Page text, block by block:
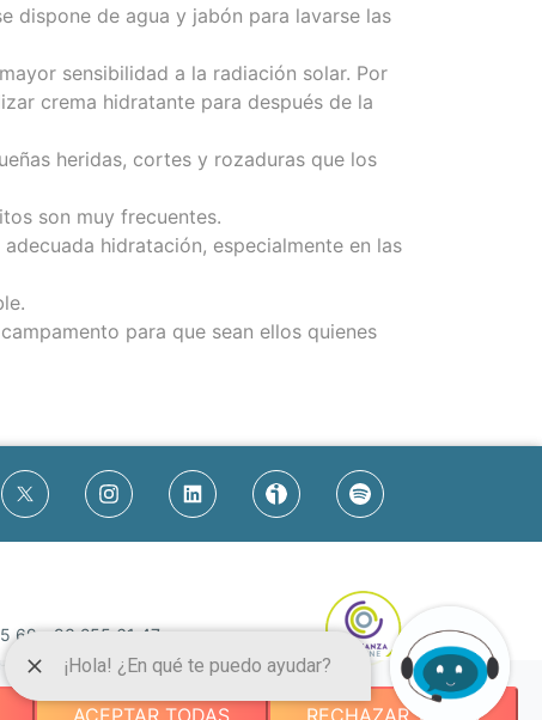
dispone de agua y jabón para lavarse las
sensibilidad a la radiación solar. Por
crema hidratante para después de la
heridas, cortes y rozaduras que los
son muy frecuentes.
hidratación, especialmente en las
para que sean ellos quienes
69
93 255 61 47
ACEPTAR TODAS RECHAZAR TODAS